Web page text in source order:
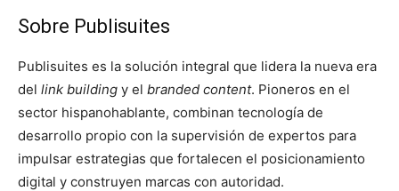
Sobre Publisuites
Publisuites es la solución integral que lidera la nueva era
del link building y el branded content. Pioneros en el
sector hispanohablante, combinan tecnología de
desarrollo propio con la supervisión de expertos para
impulsar estrategias que fortalecen el posicionamiento
digital y construyen marcas con autoridad.